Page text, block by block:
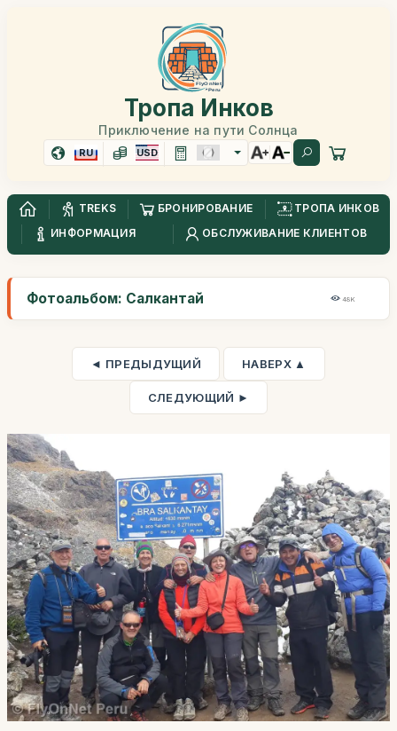
Тропа Инков
Приключение на пути Солнца
RU USD
TREKS БРОНИРОВАНИЕ
ТРОПА ИНКОВ
ИНФОРМАЦИЯ
ОБСЛУЖИВАНИЕ КЛИЕНТОВ
Фотоальбом: Салкантай 48K
◄ ПРЕДЫДУЩИЙ НАВЕРХ ▲
СЛЕДУЮЩИЙ ►